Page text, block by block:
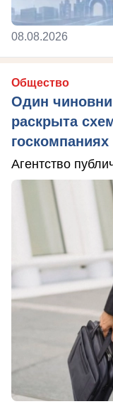
08.08.2026
Общество
Один
раскрыта
госкомпаниях
Агентство